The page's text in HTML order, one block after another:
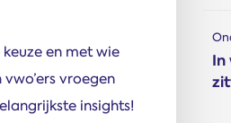
en met wie
vroegen
insights!
In